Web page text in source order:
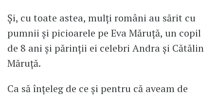
Și, cu toate astea, mulți români au sărit cu
pumnii și picioarele pe Eva Măruță, un copil
de 8 ani și părinții ei celebri Andra și Cătălin
Măruță.
Ca să înțeleg de ce și pentru că aveam de